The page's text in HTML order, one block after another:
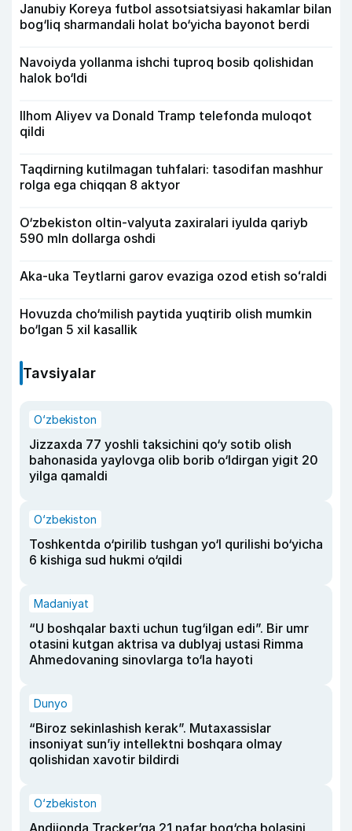
Janubiy Koreya futbol assotsiatsiyasi hakamlar bilan
bog‘liq sharmandali holat bo‘yicha bayonot berdi
Navoiyda yollanma ishchi tuproq bosib qolishidan
halok bo‘ldi
Ilhom Aliyev va Donald Tramp telefonda muloqot
qildi
Taqdirning kutilmagan tuhfalari: tasodifan mashhur
rolga ega chiqqan 8 aktyor
O‘zbekiston oltin-valyuta zaxiralari iyulda qariyb
590 mln dollarga oshdi
Aka-uka Teytlarni garov evaziga ozod etish soʻraldi
Hovuzda cho‘milish paytida yuqtirib olish mumkin
bo‘lgan 5 xil kasallik
Tavsiyalar
O‘zbekiston
Jizzaxda 77 yoshli taksichini qo‘y sotib olish
bahonasida yaylovga olib borib o‘ldirgan yigit 20
yilga qamaldi
O‘zbekiston
Toshkentda o‘pirilib tushgan yo‘l qurilishi bo‘yicha
6 kishiga sud hukmi o‘qildi
Madaniyat
“U boshqalar baxti uchun tug‘ilgan edi”. Bir umr
otasini kutgan aktrisa va dublyaj ustasi Rimma
Ahmedovaning sinovlarga to‘la hayoti
Dunyo
“Biroz sekinlashish kerak”. Mutaxassislar
insoniyat sun’iy intellektni boshqara olmay
qolishidan xavotir bildirdi
O‘zbekiston
Andijonda Tracker’ga 21 nafar bog‘cha bolasini